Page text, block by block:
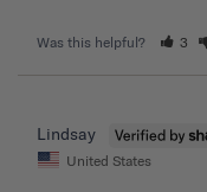
Was this helpful? 3
Lindsay
United States